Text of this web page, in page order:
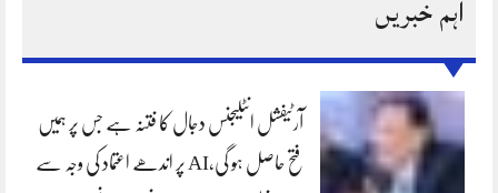
اہم خبریں
آرٹیفشل انٹلیجنس دجال کا فتنہ ہے جس پر ہمیں
فتح حاصل ہو گی،AI پر اندھے اعتماد کی وجہ سے